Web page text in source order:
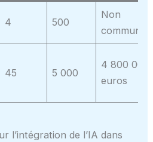
4 500
Non
45 5 000
4 800 000
euros
l’intégration de l’IA dans